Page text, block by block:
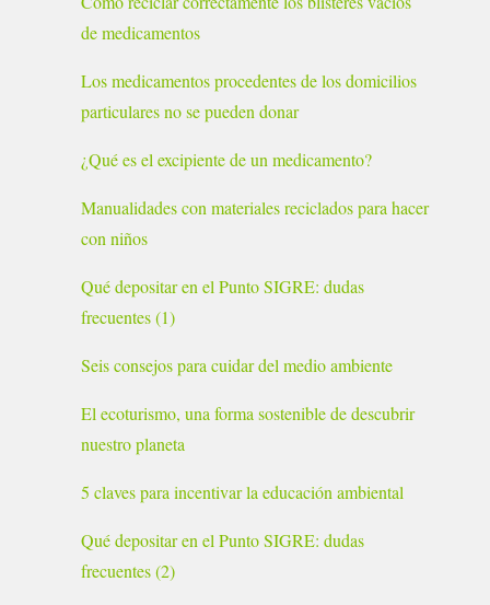
de medicamentos
Los medicamentos procedentes de los domicilios
particulares no se pueden donar
¿Qué es el excipiente de un medicamento?
Manualidades con materiales reciclados para hacer
con niños
Qué depositar en el Punto SIGRE: dudas
frecuentes (1)
Seis consejos para cuidar del medio ambiente
El ecoturismo, una forma sostenible de descubrir
nuestro planeta
5 claves para incentivar la educación ambiental
Qué depositar en el Punto SIGRE: dudas
frecuentes (2)